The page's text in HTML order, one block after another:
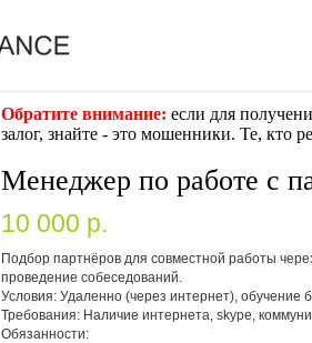
Обратите внимание: если для
залог, знайте - это мошенники. Те, кто
Менеджер по работе с
10 000 p.
Подбор партнёров для совместной работы
проведение собеседований.
Условия: Удаленно (через интернет), обучение
Требования: Наличие интернета, skype,
Обязанности: